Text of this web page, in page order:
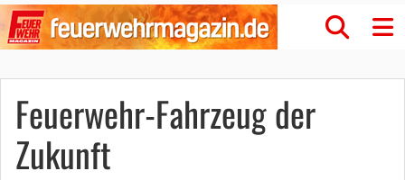
Feuerwehr-Fahrzeug der
Zukunft